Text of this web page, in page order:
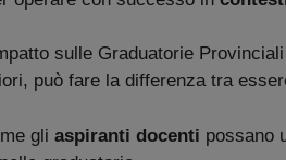
sulle Graduatorie
può fare la differenza tra
gli aspiranti docenti possano